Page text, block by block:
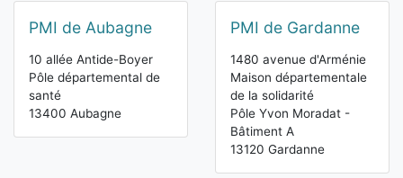
PMI de Aubagne
10 allée Antide-Boyer
Pôle départemental de
santé
13400 Aubagne
PMI de Gardanne
1480 avenue d'Arménie
Maison départementale
de la solidarité
Pôle Yvon Moradat -
Bâtiment A
13120 Gardanne